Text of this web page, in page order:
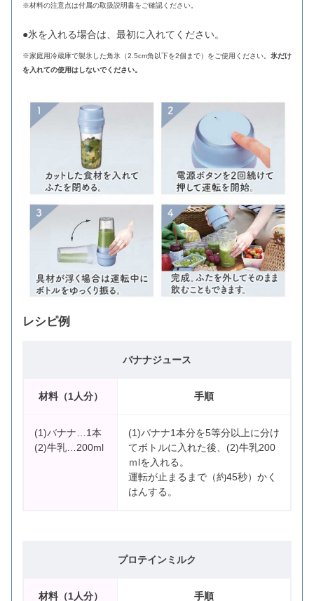
※材料の注意点は付属の取扱説明書をご確認ください。
●氷を入れる場合は、最初に入れてください。
※家庭用冷蔵庫で製氷した角氷（2.5cm角以下を2個まで）をご使用ください。 氷だけ
を入れての使用はしないでください。
レシピ例
バナナジュース
材料（1人分） 手順
(1)バナナ…1本
(2)牛乳…200ml
(1)バナナ1本分を5等分以上に分け
てボトルに入れた後、(2)牛乳200
ｍlを入れる。
運転が止まるまで（約45秒）かく
はんする。
プロテインミルク
材料（1人分） 手順